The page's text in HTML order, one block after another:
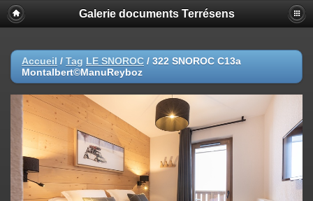
Galerie documents Terrésens
Accueil / Tag LE SNOROC / 322 SNOROC C13a
Montalbert©ManuReyboz